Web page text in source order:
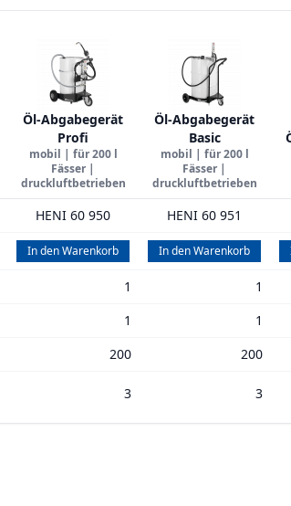
Öl-Abgabegerät
Profi
mobil | für 200 l
Fässer |
druckluftbetrieben
Öl-Abgabegerät
Basic
mobil | für 200 l
Fässer |
druckluftbetrieben
HENI 60 950 HENI 60 951
In den Warenkorb In den Warenkorb
1 1
1 1
200 200
3 3